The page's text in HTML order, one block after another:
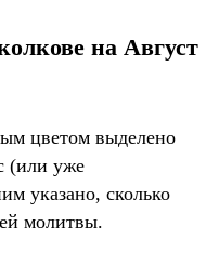
на Август
цветом выделено
(или уже
указано, сколько
молитвы.